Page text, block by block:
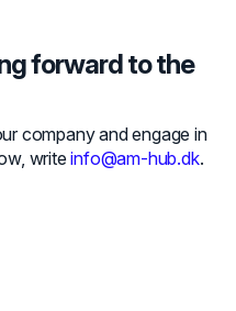
forward to the
company and engage in
writeinfo@am-hub.dk.